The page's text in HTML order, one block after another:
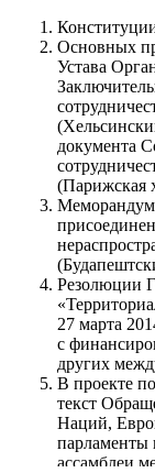
Основных
Устава
документа
(Парижская
Резолюции
27 марта
с
других
В проекте
текст
Наций,
парламенты
ассамблеи